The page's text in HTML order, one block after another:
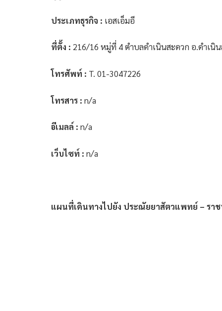
ประเภทธุรกิจ : เอสเอ็มอี
ที่ตั้ง : 216/16 หมู่ที่ 4 ตำบลดำเนินสะดวก อ.ดำเนิ
โทรศัพท์ : T. 01-3047226
โทรสาร : n/a
อีเมลล์ : n/a
เว็บไซท์ : n/a
แผนที่เดินทางไปยัง ประณัยยาสัตวแพทย์ – ราช